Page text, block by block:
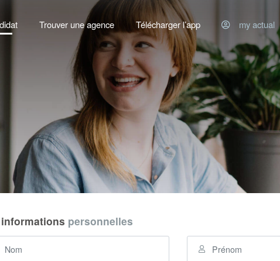
Trouver une agence Télécharger l’app my actual
personnelles